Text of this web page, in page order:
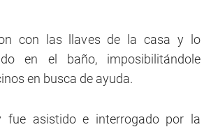
con las llaves de la casa y lo
en el baño, imposibilitándole
en busca de ayuda.
fue asistido e interrogado por la